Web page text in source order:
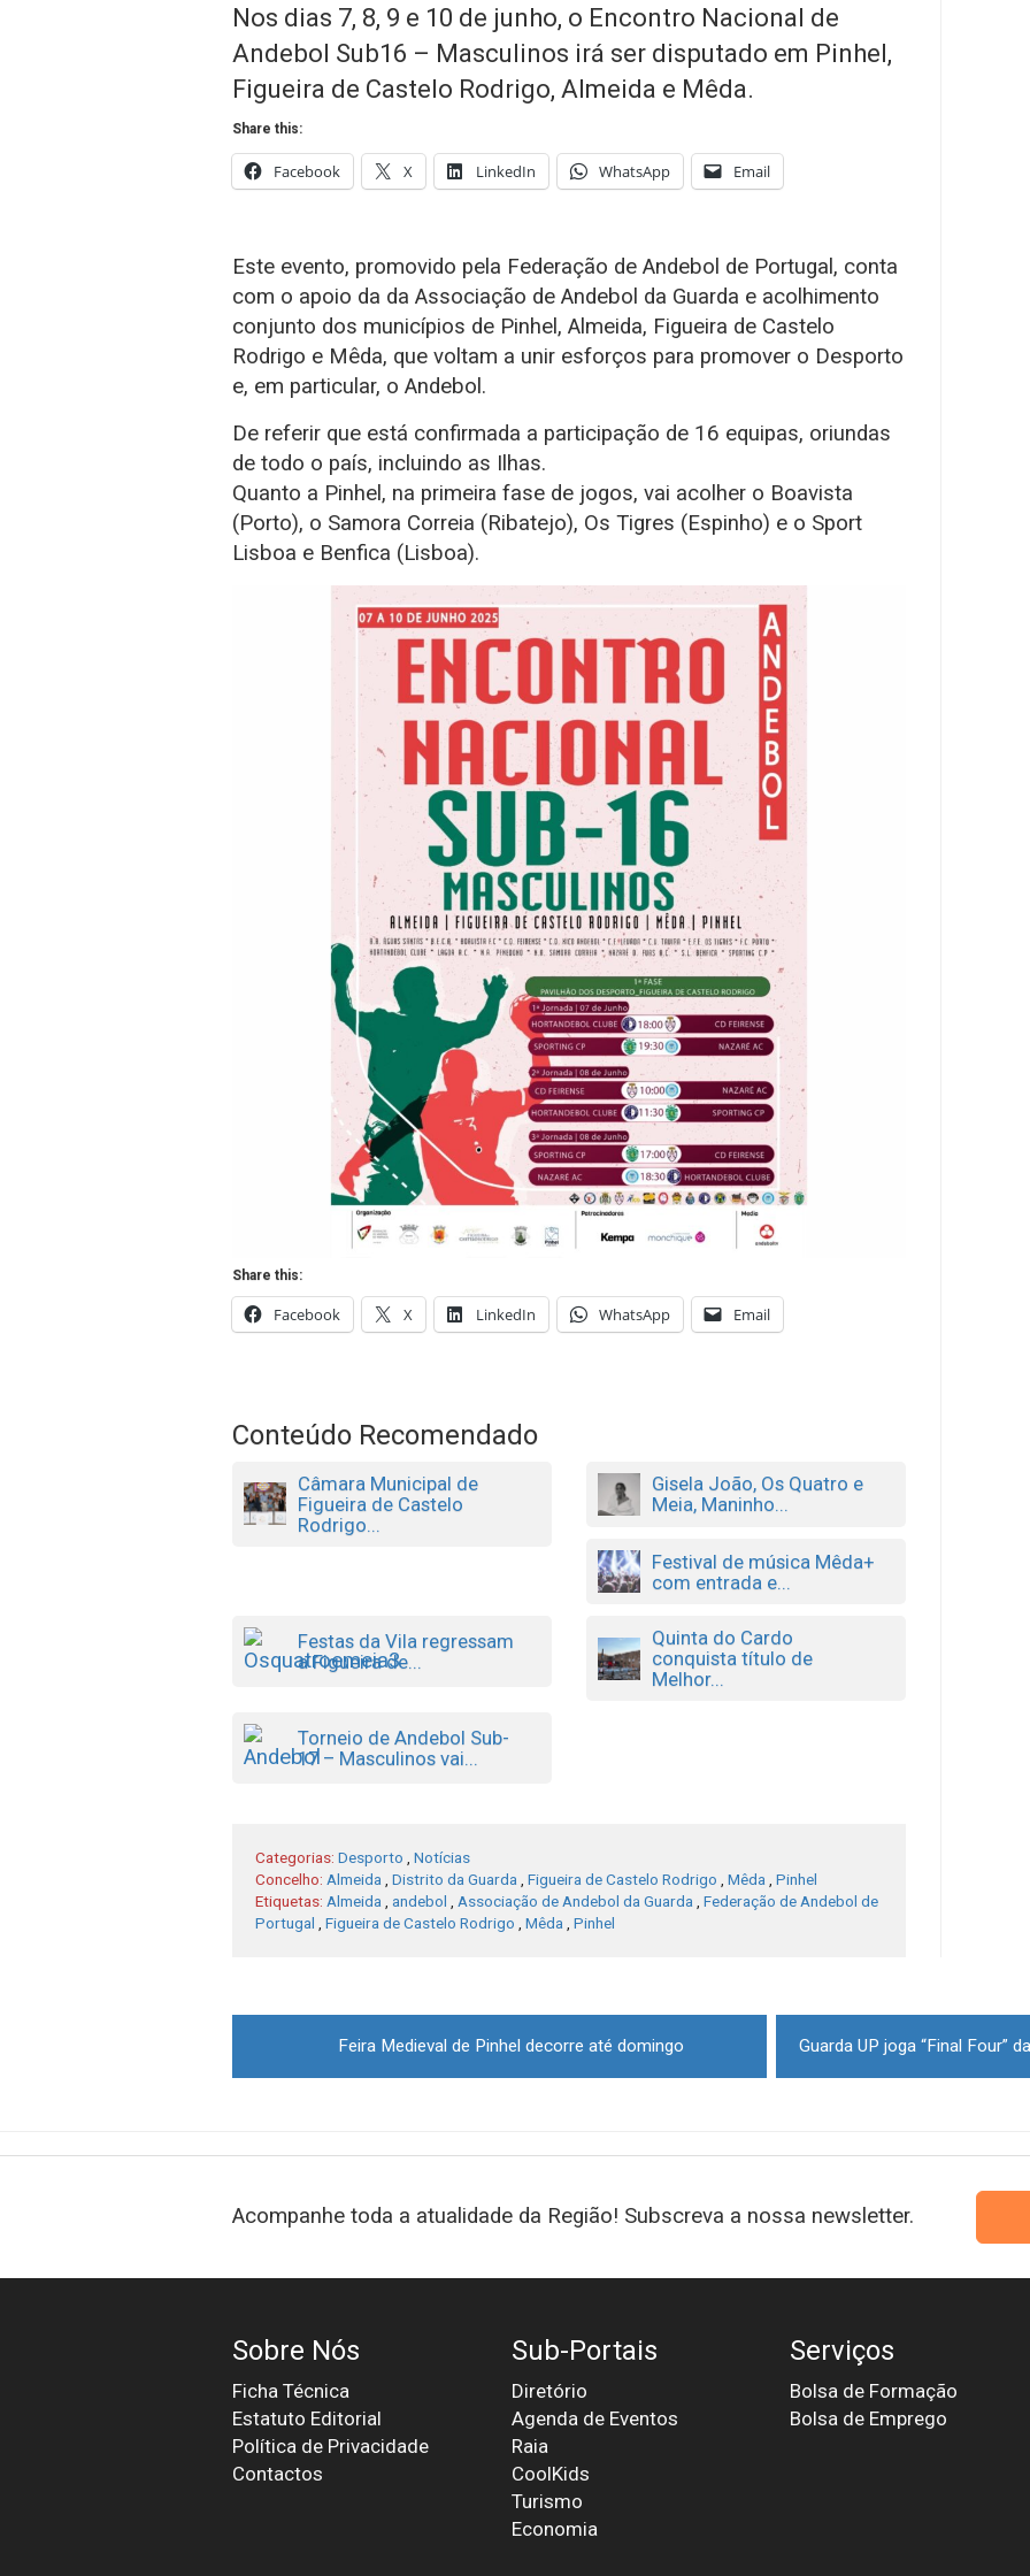
Nos dias 7, 8, 9 e 10 de junho, o Encontro Nacional de
Andebol Sub16 – Masculinos irá ser disputado em Pinhel,
Figueira de Castelo Rodrigo, Almeida e Mêda.
Share this:
Facebook X LinkedIn WhatsApp Email
Este evento, promovido pela Federação de Andebol de Portugal, conta
com o apoio da da Associação de Andebol da Guarda e acolhimento
conjunto dos municípios de Pinhel, Almeida, Figueira de Castelo
Rodrigo e Mêda, que voltam a unir esforços para promover o Desporto
e, em particular, o Andebol.
De referir que está confirmada a participação de 16 equipas, oriundas
de todo o país, incluindo as Ilhas.
Quanto a Pinhel, na primeira fase de jogos, vai acolher o Boavista
(Porto), o Samora Correia (Ribatejo), Os Tigres (Espinho) e o Sport
Lisboa e Benfica (Lisboa).
Share this:
Facebook X LinkedIn WhatsApp Email
Conteúdo Recomendado
Câmara Municipal de
Figueira de Castelo
Rodrigo...
Gisela João, Os Quatro e
Meia, Maninho...
Festival de música Mêda+
com entrada e...
Festas da Vila regressam
a Figueira de...
Quinta do Cardo
conquista título de
Melhor...
Torneio de Andebol Sub-
17 – Masculinos vai...
Categorias: Desporto
Notícias
Concelho: Almeida Distrito da Guarda Figueira de Castelo Rodrigo Mêda
Pinhel
Etiquetas: Almeida andebol Associação de Andebol da Guarda
Federação de Andebol de
Portugal
Figueira de Castelo Rodrigo Mêda Pinhel
navigationFeira Medieval de Pinhel decorre até domingo
Acompanhe toda a atualidade da Região! Subscreva a nossa newsletter.
Sobre Nós
Ficha Técnica
Estatuto Editorial
Política de Privacidade
Contactos
Sub-Portais
Diretório
Agenda de Eventos
Raia
CoolKids
Turismo
Economia
Serviços
Bolsa de Formação
Bolsa de Emprego